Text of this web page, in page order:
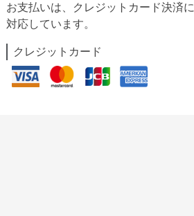
お支払いは、クレジットカード決済に
対応しています。
クレジットカード